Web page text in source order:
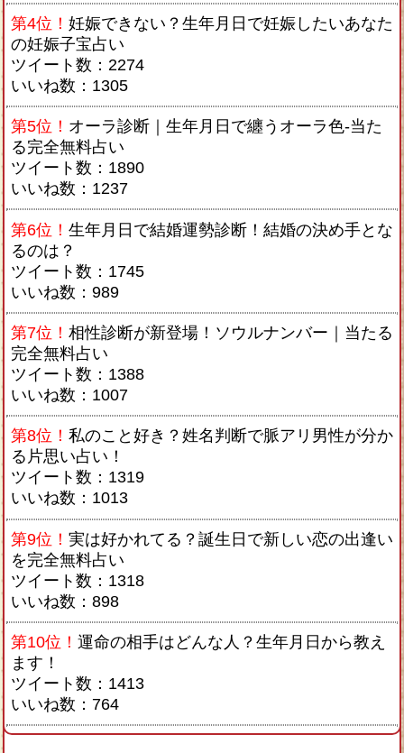
第4位！ 妊娠できない？生年月日で妊娠したいあなた
の妊娠子宝占い
ツイート数：2274
いいね数：1305
第5位！ オーラ診断｜生年月日で纏うオーラ色-当た
る完全無料占い
ツイート数：1890
いいね数：1237
第6位！ 生年月日で結婚運勢診断！結婚の決め手とな
るのは？
ツイート数：1745
いいね数：989
第7位！ 相性診断が新登場！ソウルナンバー｜当たる
完全無料占い
ツイート数：1388
いいね数：1007
第8位！ 私のこと好き？姓名判断で脈アリ男性が分か
る片思い占い！
ツイート数：1319
いいね数：1013
第9位！ 実は好かれてる？誕生日で新しい恋の出逢い
を完全無料占い
ツイート数：1318
いいね数：898
第10位！ 運命の相手はどんな人？生年月日から教え
ます！
ツイート数：1413
いいね数：764